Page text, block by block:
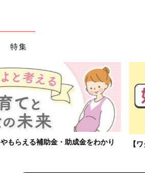
特集
【ワクチン接種できるものも】妊婦の感染